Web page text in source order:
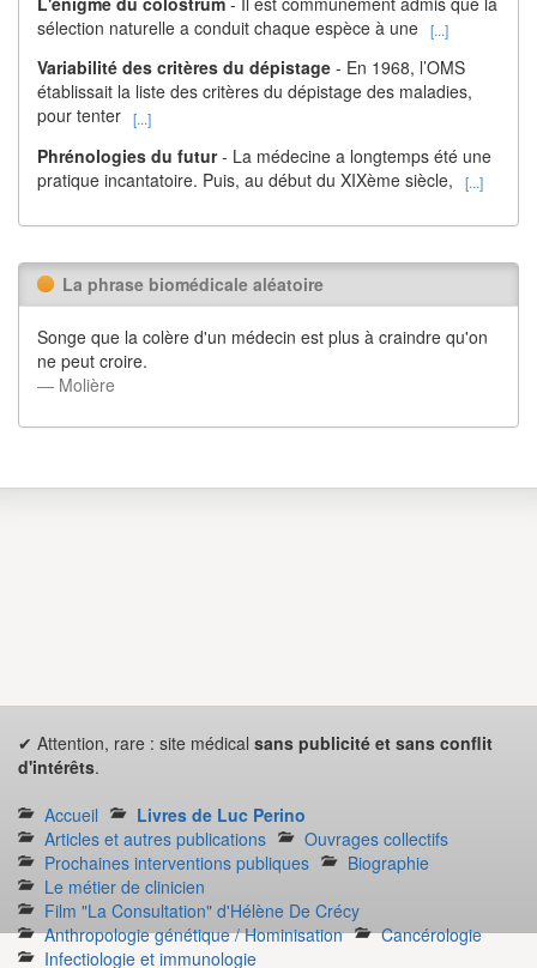
sélection naturelle a conduit chaque espèce à une [...]
Variabilité des critères du dépistage - En 1968, l’OMS
établissait la liste des critères du dépistage des maladies,
pour tenter [...]
Phrénologies du futur- La médecine a longtemps été une
pratique incantatoire. Puis, au début du XIXème siècle,
[...]
La phrase biomédicale aléatoire
Songe que la colère d'un médecin est plus à craindre qu'on
ne peut croire.
― Molière
✔ Attention, rare : site médical sans publicité et sans conflit
d'intérêts.
Accueil
Livres de Luc Perino
Articles et autres publications
Ouvrages collectifs
Prochaines interventions publiques
Biographie
Le métier de clinicien
Film "La Consultation" d'Hélène De Crécy
Anthropologie génétique / Hominisation
Cancérologie
Infectiologie et immunologie